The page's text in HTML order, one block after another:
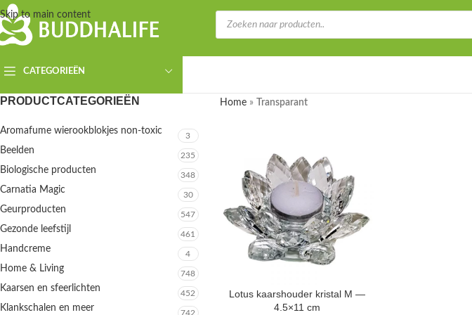
Skip to main content
CATEGORIEËN
PRODUCTCATEGORIEËN
Aromafume wierookblokjes non-toxic 3
Beelden 235
Biologische producten 348
Carnatia Magic 30
Geurproducten 547
Gezonde leefstijl 461
Handcreme 4
Home & Living 748
Kaarsen en sfeerlichten 452
Klankschalen en meer 742
Home» Transparant
Lotus kaarshouder kristal M —
4.5×11 cm